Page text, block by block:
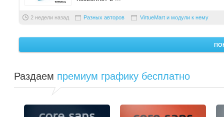
2 недели назад Разных авторов VirtueMart и модули к нему
Раздаем премиум графику бесплатно